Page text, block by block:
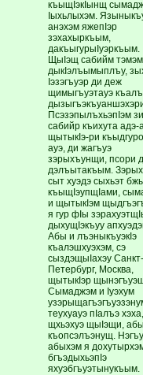
къыщIэкIынщ
Iыхьлыхэм.
анэхэм яжепIэр
зэхахыркъым,
дакъыгурыIуэркъым.
ЩыIэщ сабийм
дыкIэлъымыплъу,
Iэзэгъуэр ди деж
щимыгъуэтауэ
ПсэзэпылъхьэпIэм
сабийр къихута адэ-
щытыкIэ-ри
ауэ, ди жагъуэ
зэрыхъунщи, псори
дэлъытакъым.
сыт хуэдэ сыхьэт
къыщIэупщIами,
и щытыкIэм
я гур фIы
дыхущIэкъуу
Абы и лъэныкъуэкIэ
къалэшхуэхэм, сэ
сыздэщыIахэу
Петербург, Москва,
щытыкIэр
Сымаджэм и Iуэхум
теухуауэ пIалъэ
щхьэхуэ щыIэщи,
къопсэлъэнущ.
абыхэм я
бгъэдыхьэпIэ
яхуэбгъуэтынукъым.